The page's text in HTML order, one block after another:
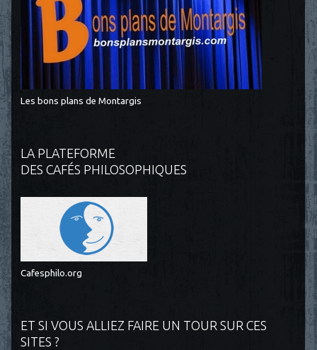
Les bons plans de Montargis
LA PLATEFORME
DES CAFÉS PHILOSOPHIQUES
Cafesphilo.org
ET SI VOUS ALLIEZ FAIRE UN TOUR SUR CES
SITES ?